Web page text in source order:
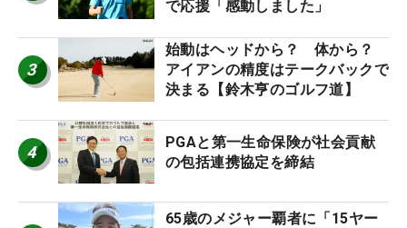
で応援「感動しました」
3
始動はヘッドから？ 体から？
アイアンの精度はテークバックで
決まる【鈴木亨のゴルフ道】
4
PGAと第一生命保険が社会貢献
の包括連携協定を締結
65歳のメジャー覇者に「15ヤー